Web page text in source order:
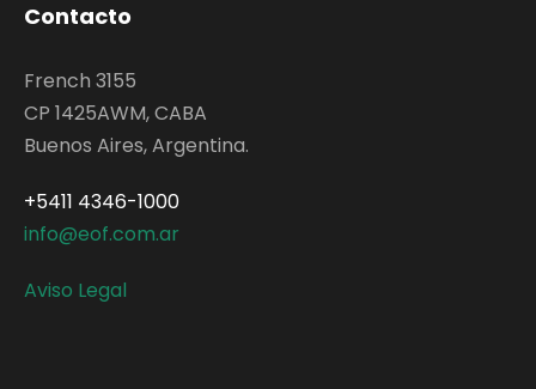
Contacto
French 3155
CP 1425AWM, CABA
Buenos Aires, Argentina.
+5411 4346-1000
info@eof.com.ar
Aviso Legal